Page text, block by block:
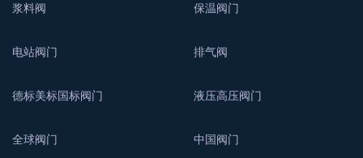
浆料阀 保温阀门
电站阀门 排气阀
德标美标国标阀门 液压高压阀门
全球阀门 中国阀门